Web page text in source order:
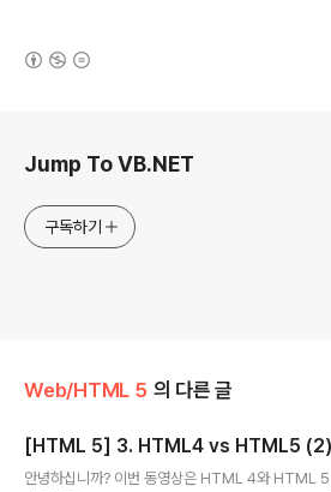
Jump To VB.NET
구독하기
Web/HTML 5 의 다른 글
[HTML 5] 3. HTML4 vs HTML5 (2)
안녕하십니까? 이번 동영상은 HTML 4와 HTML 5